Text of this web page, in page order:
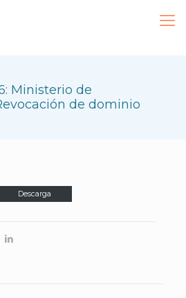
Ministerio de
de dominio
Descarga